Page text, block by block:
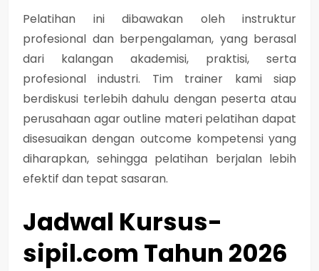
Pelatihan ini dibawakan oleh instruktur
profesional dan berpengalaman, yang berasal
dari kalangan akademisi, praktisi, serta
profesional industri. Tim trainer kami siap
berdiskusi terlebih dahulu dengan peserta atau
perusahaan agar outline materi pelatihan dapat
disesuaikan dengan outcome kompetensi yang
diharapkan, sehingga pelatihan berjalan lebih
efektif dan tepat sasaran.
Jadwal Kursus-
sipil.com Tahun 2026